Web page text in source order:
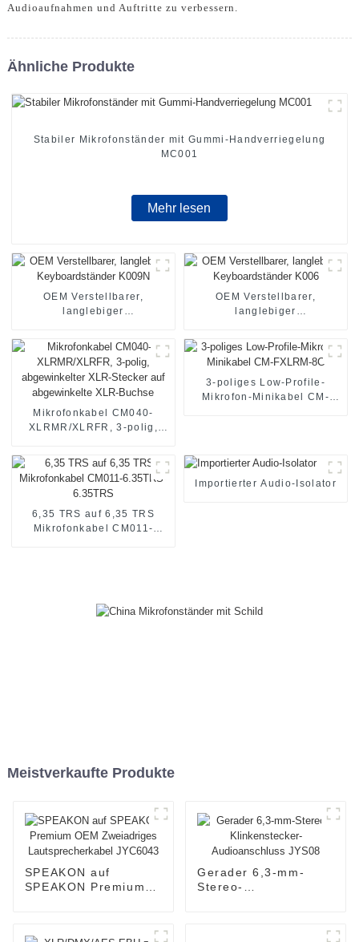
Audioaufnahmen und Auftritte zu verbessern.
Ähnliche Produkte
Stabiler Mikrofonständer mit Gummi-Handverriegelung
MC001
Mehr lesen
OEM Verstellbarer,
langlebiger
OEM Verstellbarer,
langlebiger
Mikrofonkabel CM040-
XLRMR/XLRFR, 3-polig,
auf abgewinkelte XLR-
3-poliges Low-Profile-
Mikrofon-Minikabel CM-
6,35 TRS auf 6,35 TRS
Mikrofonkabel CM011-
Importierter Audio-Isolator
Meistverkaufte Produkte
SPEAKON auf
SPEAKON Premium
Gerader 6,3-mm-
Stereo-